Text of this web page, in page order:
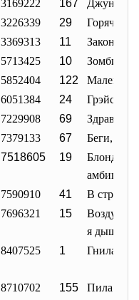
3169222 167
Джуно
3226339 29
Горячая
3369313 11
Законы
5713425 10
Зомби по
5852404 122
6051384 24
Грэйси
7229908 69
7379133 67
Беги,
7518605 19
7590910 41
В стране
7696321 15
Воздух,
я дышу
8407525 1 Гнилая
8710702 155
Пила 3